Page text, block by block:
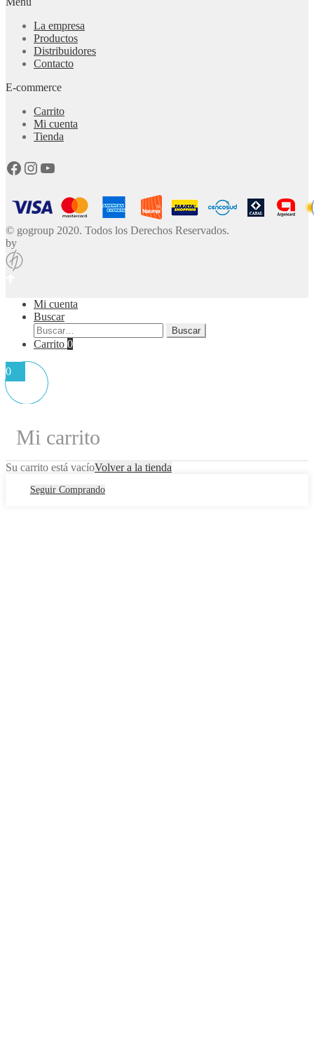
La empresa
Productos
Distribuidores
Contacto
E-commerce
Carrito
Mi cuenta
Tienda
Facebook
Instagram
YouTube
© gogroup 2020. Todos los Derechos Reservados.
by
Mi cuenta
Buscar
Buscar
por:
Buscar
Carrito 0
0
Mi carrito
Su carrito está vacíoVolver a la tienda
Seguir Comprando